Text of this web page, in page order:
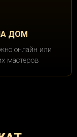
ДОМ
онлайн или
мастеров